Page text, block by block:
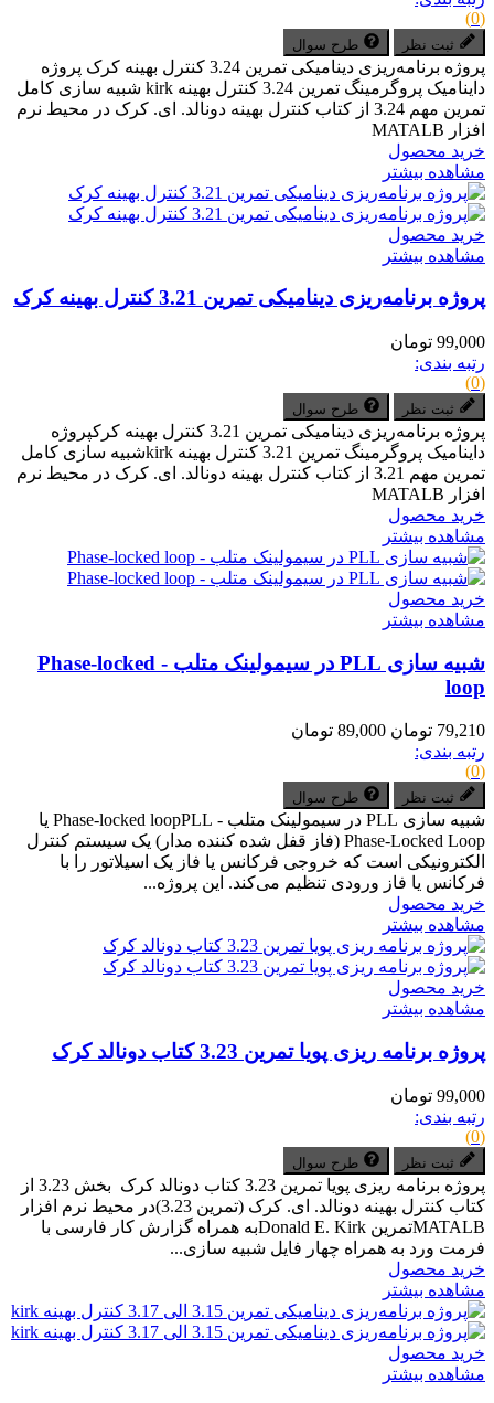
(0)
ثبت نظر طرح سوال
پروژه برنامه‌ریزی دینامیکی تمرین 3.24 کنترل بهینه کرک پروژه
داینامیک پروگرمینگ تمرین 3.24 کنترل بهینه kirk شبیه سازی کامل
تمرین مهم 3.24 از کتاب کنترل بهینه دونالد. ای. کرک در محیط نرم
افزار MATALB
خرید محصول
مشاهده بیشتر
خرید محصول
مشاهده بیشتر
پروژه برنامه‌ریزی دینامیکی تمرین 3.21 کنترل بهینه کرک
99,000 تومان
رتبه بندی:
(0)
ثبت نظر طرح سوال
پروژه برنامه‌ریزی دینامیکی تمرین 3.21 کنترل بهینه کرکپروژه
داینامیک پروگرمینگ تمرین 3.21 کنترل بهینه kirkشبیه سازی کامل
تمرین مهم 3.21 از کتاب کنترل بهینه دونالد. ای. کرک در محیط نرم
افزار MATALB
خرید محصول
مشاهده بیشتر
خرید محصول
مشاهده بیشتر
شبیه سازی PLL در سیمولینک متلب - Phase-locked
loop
79,210 تومان
89,000 تومان
رتبه بندی:
(0)
ثبت نظر طرح سوال
شبیه سازی PLL در سیمولینک متلب - Phase-locked loopPLL یا
Phase-Locked Loop (فاز قفل شده کننده مدار) یک سیستم کنترل
الکترونیکی است که خروجی فرکانس یا فاز یک اسیلاتور را با
فرکانس یا فاز ورودی تنظیم می‌کند. این پروژه...
خرید محصول
مشاهده بیشتر
خرید محصول
مشاهده بیشتر
پروژه برنامه ریزی پویا تمرین 3.23 کتاب دونالد کرک
99,000 تومان
رتبه بندی:
(0)
ثبت نظر طرح سوال
پروژه برنامه ریزی پویا تمرین 3.23 کتاب دونالد کرک بخش 3.23 از
کتاب کنترل بهینه دونالد. ای. کرک (تمرین 3.23)در محیط نرم افزار
MATALBتمرین Donald E. Kirkبه همراه گزارش کار فارسی با
فرمت ورد به همراه چهار فایل شبیه سازی...
خرید محصول
مشاهده بیشتر
خرید محصول
مشاهده بیشتر